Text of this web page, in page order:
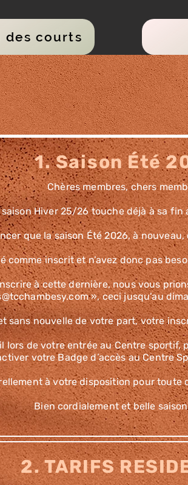
des courts
1. Saison Été
Chères membres, chers
saison Hiver 25/26 touche déjà à sa fin
que la saison Été 2026, à
inscrit et n’avez donc pas
à cette dernière, nous vous
», ceci jusqu’au
sans nouvelle de votre part, votre
de votre entrée au Centre
votre Badge d’accès au Centre
à votre disposition pour toute
Bien cordialement et belle
2. TARIFS